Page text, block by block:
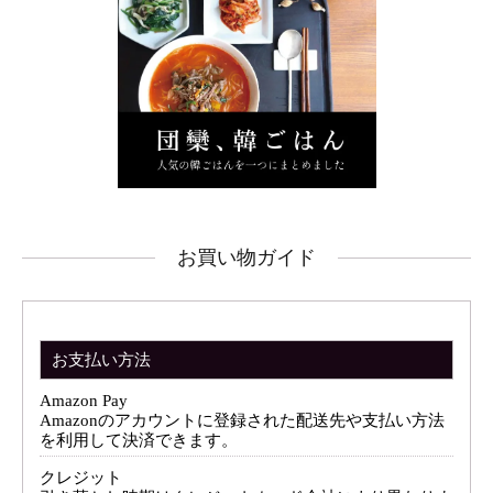
お買い物ガイド
お支払い方法
Amazon Pay
Amazonのアカウントに登録された配送先や支払い方法
を利用して決済できます。
クレジット